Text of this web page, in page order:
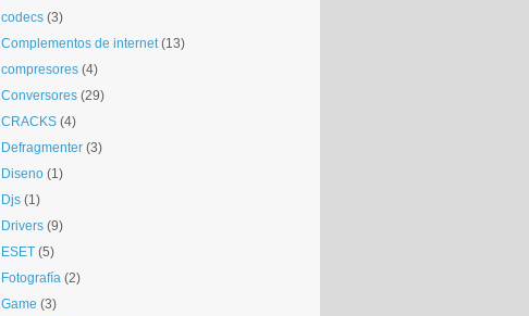
codecs (3)
Complementos de internet (13)
compresores (4)
Conversores (29)
CRACKS (4)
Defragmenter (3)
Diseno (1)
Djs (1)
Drivers (9)
ESET (5)
Fotografía (2)
Game (3)